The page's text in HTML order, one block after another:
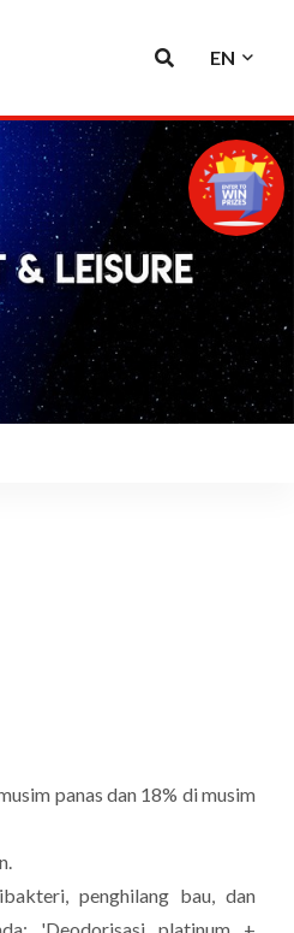
EN
panas dan 18% di musim
penghilang bau, dan